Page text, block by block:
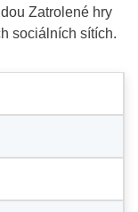
Zatrolené hry
sociálních sítích.